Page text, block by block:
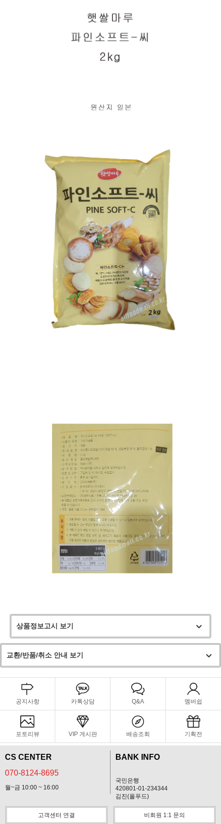
상품정보고시 보기
교환/반품/취소 안내 보기
공지사항 카톡상담 Q&A 멤버쉽
포토리뷰 VIP 게시판 배송조회 기획전
CS CENTER
070-8124-8695
월~금 10:00 ~ 16:00
BANK INFO
국민은행
420801-01-234344
김진(올푸드)
고객센터 연결 비회원 1:1 문의